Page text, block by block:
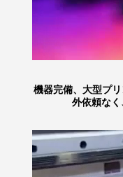
機器完備、大型プ
外依頼な